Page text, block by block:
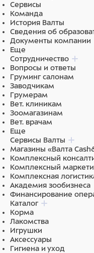
Сервисы
Команда
История Валты
Сведения об
Документы компании
Еще
Сотрудничество
Вопросы и ответы
Груминг салонам
Заводчикам
Грумерам
Вет. клиникам
Зоомагазинам
Вет. врачам
Еще
Сервисы Валты
Магазины «Валта
Комплексный
Комплексный
Комплексная
Академия зообизнеса
Финансирование
Каталог
Корма
Лакомства
Игрушки
Аксессуары
Гигиена и уход